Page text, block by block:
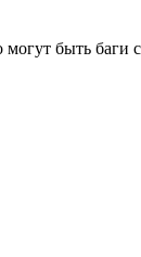
быть баги